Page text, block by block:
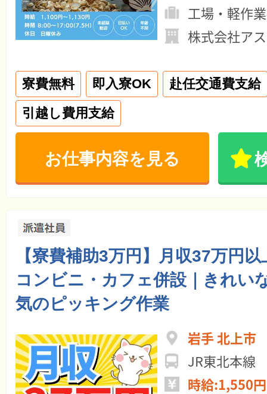
工場・軽作業
株式会社ア
寮費無料 即入寮OK
赴任交通費支給
引越し費用支給
お仕事内容を見る
【寮費補助3万円】月収37万円
コンビニ・カフェ併設｜きれい
気のピッキング作業
岩手 北上市
JR東北本線
時給:1,550